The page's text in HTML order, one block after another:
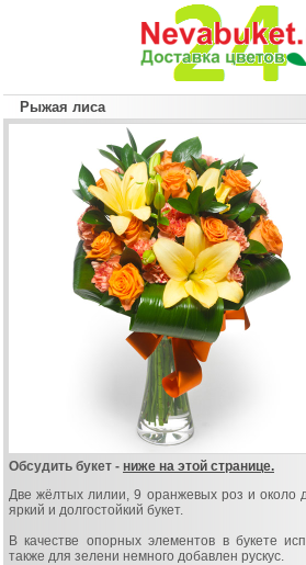
Рыжая лиса
Обсудить букет - ниже на этой странице.
Две жёлтых лилии, 9 оранжевых роз и около
яркий и долгостойкий букет.
В качестве опорных элементов в букете
также для зелени немного добавлен рускус.